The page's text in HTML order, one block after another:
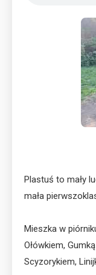
Plastuś to mały
mała
Mieszka w
Ołówkiem,
Scyzorykiem,